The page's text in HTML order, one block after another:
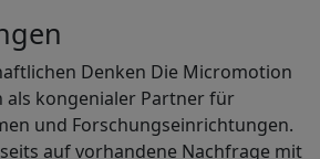
Denken Die Micromotion
als kongenialer Partner für
und Forschungseinrichtungen.
auf vorhandene Nachfrage mit